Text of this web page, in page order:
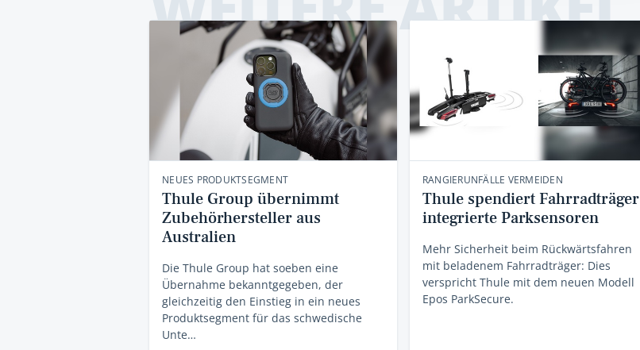
NEUES PRODUKTSEGMENT
Thule Group übernimmt
Zubehörhersteller aus
Australien
Die Thule Group hat soeben eine
Übernahme bekanntgegeben, der
gleichzeitig den Einstieg in ein neues
Produktsegment für das schwedische
Unte…
RANGIERUNFÄLLE VERMEIDEN
Thule spendiert Fahrradträger
integrierte Parksensoren
Mehr Sicherheit beim Rückwärtsfahren
mit beladenem Fahrradträger: Dies
verspricht Thule mit dem neuen Modell
Epos ParkSecure.